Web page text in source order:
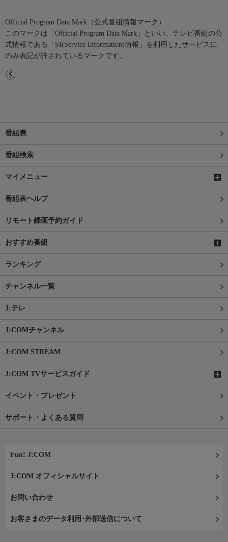
Official Program Data Mark（公式番組情報マーク）
このマークは「Official Program Data Mark」といい、テレビ番組の公
式情報である「SI(Service Information)情報」を利用したサービスに
のみ表記が許されているマークです。
番組表
番組検索
マイメニュー
番組表ヘルプ
リモート録画予約ガイド
おすすめ番組
ランキング
チャンネル一覧
J:テレ
J:COMチャンネル
J:COM STREAM
J:COM TVサービスガイド
イベント・プレゼント
サポート・よくある質問
Fun! J:COM
J:COM オフィシャルサイト
お問い合わせ
お客さまのデータ利用･外部送信について